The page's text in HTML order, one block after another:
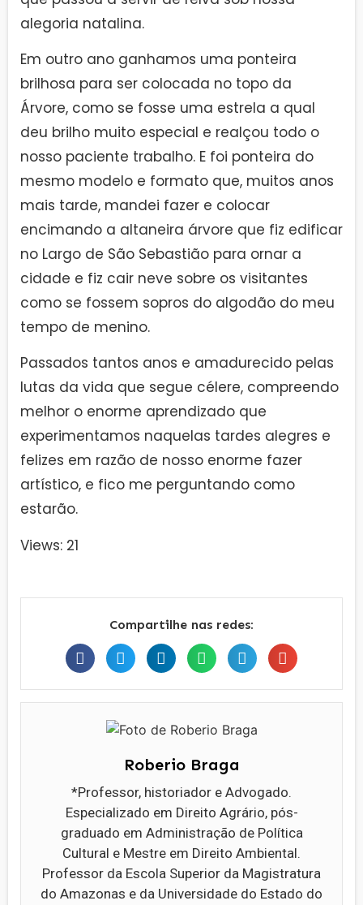
alegoria natalina.
Em outro ano ganhamos uma ponteira
brilhosa para ser colocada no topo da
Árvore, como se fosse uma estrela a qual
deu brilho muito especial e realçou todo o
nosso paciente trabalho. E foi ponteira do
mesmo modelo e formato que, muitos anos
mais tarde, mandei fazer e colocar
encimando a altaneira árvore que fiz edificar
no Largo de São Sebastião para ornar a
cidade e fiz cair neve sobre os visitantes
como se fossem sopros do algodão do meu
tempo de menino.
Passados tantos anos e amadurecido pelas
lutas da vida que segue célere, compreendo
melhor o enorme aprendizado que
experimentamos naquelas tardes alegres e
felizes em razão de nosso enorme fazer
artístico, e fico me perguntando como
estarão.
Views: 21
Compartilhe nas redes:
Roberio Braga
*Professor, historiador e Advogado.
Especializado em Direito Agrário, pós-
graduado em Administração de Política
Cultural e Mestre em Direito Ambiental.
Professor da Escola Superior da Magistratura
do Amazonas e da Universidade do Estado do